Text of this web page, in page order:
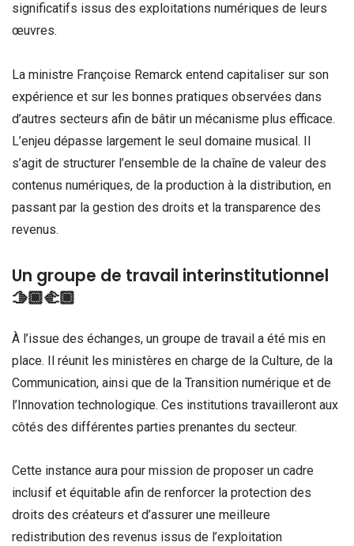
significatifs issus des exploitations numériques de leurs
œuvres.
La ministre Françoise Remarck entend capitaliser sur son
expérience et sur les bonnes pratiques observées dans
d’autres secteurs afin de bâtir un mécanisme plus efficace.
L’enjeu dépasse largement le seul domaine musical. Il
s’agit de structurer l’ensemble de la chaîne de valeur des
contenus numériques, de la production à la distribution, en
passant par la gestion des droits et la transparence des
revenus.
Un groupe de travail interinstitutionnel
🫱🏾‍🫲🏾
À l’issue des échanges, un groupe de travail a été mis en
place. Il réunit les ministères en charge de la Culture, de la
Communication, ainsi que de la Transition numérique et de
l’Innovation technologique. Ces institutions travailleront aux
côtés des différentes parties prenantes du secteur.
Cette instance aura pour mission de proposer un cadre
inclusif et équitable afin de renforcer la protection des
droits des créateurs et d’assurer une meilleure
redistribution des revenus issus de l’exploitation